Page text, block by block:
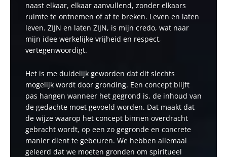
naast elkaar, elkaar aanvullend, zonder elkaars
ruimte te ontnemen of af te breken. Leven en laten
leven. ZIJN en laten ZIJN, is mijn credo, wat naar
mijn idee werkelijke vrijheid en respect,
vertegenwoordigt.
Het is me duidelijk geworden dat dit slechts
mogelijk wordt door gronding. Een concept blijft
pas hangen wanneer het gegrond is, de inhoud van
de gedachte moet gevoeld worden. Dat maakt dat
de wijze waarop het concept binnen overdracht
gebracht wordt, op een zo gegronde en concrete
manier dient te gebeuren. We hebben allemaal
geleerd dat we moeten gronden om spiritueel